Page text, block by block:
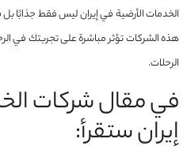
الخدمات الأرضية في إيران ليس فقط جذابًا
هذه الشركات تؤثر مباشرة على تجربتك في
الرحلات.
في مقال شركات
إيران ستقرأ: